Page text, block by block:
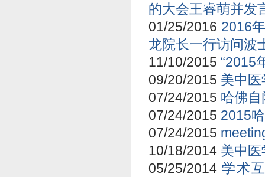
的大会王睿萌并发
01/25/2016 2016
龙院长一行访问波
11/10/2015 “2015
09/20/2015 美中
07/24/2015 哈佛
07/24/2015 2015
07/24/2015
10/18/2014 美中
05/25/2014 学术